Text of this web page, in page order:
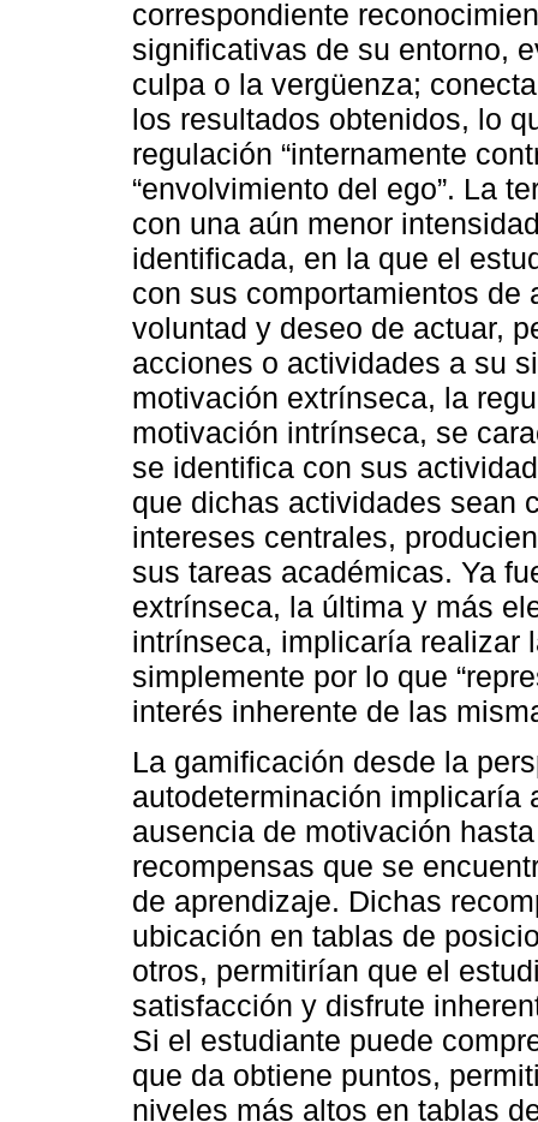
correspondiente
significativas de su entorno,
culpa o la vergüenza;
los resultados obtenidos, lo
regulación “internamente
“envolvimiento del ego”. La
con una aún menor
identificada, en la que el
con sus comportamientos de
voluntad y deseo de actuar,
acciones o actividades a su
motivación extrínseca, la
motivación intrínseca, se
se identifica con sus
que dichas actividades sean
intereses centrales,
sus tareas académicas. Ya
extrínseca, la última y más
intrínseca, implicaría realizar
simplemente por lo que
interés inherente de las
La gamificación desde la
autodeterminación implicaría
ausencia de motivación
recompensas que se
de aprendizaje. Dichas
ubicación en tablas de
otros, permitirían que el
satisfacción y disfrute
Si el estudiante puede
que da obtiene puntos,
niveles más altos en tablas